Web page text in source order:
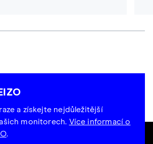
a získejte nejdůležitější
monitorech. Více informací o
.